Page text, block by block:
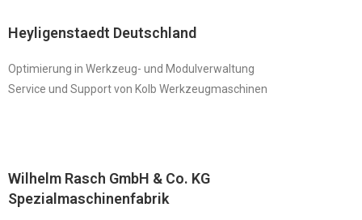
Heyligenstaedt Deutschland
Optimierung in Werkzeug- und Modulverwaltung
Service und Support von Kolb Werkzeugmaschinen
Wilhelm Rasch GmbH & Co. KG
Spezialmaschinenfabrik